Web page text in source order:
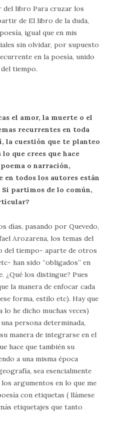
del libro Para cruzar los
de El libro de la duda,
igual que en mis
sin olvidar, por supuesto
en la poesía, unido
tiempo.
el amor, la muerte o el
recurrentes en toda
la cuestión que te planteo
que crees que hace
o narración,
en todos los autores están
Si partimos de lo común,
días, pasando por Quevedo,
Arozarena, los temas del
del tiempo- aparte de otros
han sido “obligados” en
¿Qué los distingue? Pues
la manera de enfocar cada
forma, estilo etc). Hay que
lo he dicho muchas veces)
persona determinada,
manera de integrarse en el
hace que también su
a una misma época
sea esencialmente
argumentos en lo que me
con etiquetas ( llámese
etiquetajes que tanto